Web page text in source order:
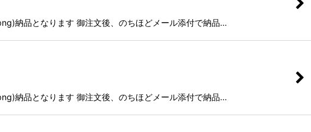
となります 御注文後、のちほどメール添付で納品…
となります 御注文後、のちほどメール添付で納品…